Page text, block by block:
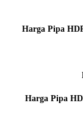
Harga Pipa
Harga Pipa